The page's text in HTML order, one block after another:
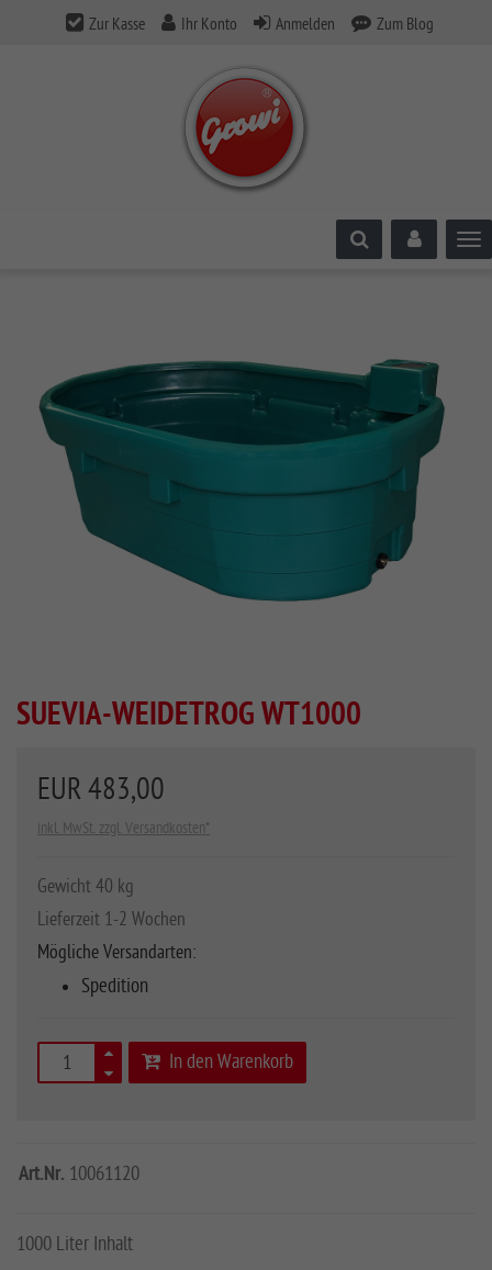
Zur Kasse Ihr Konto Anmelden Zum Blog
SUEVIA-WEIDETROG WT1000
EUR 483,00
inkl. MwSt. zzgl. Versandkosten*
Gewicht 40 kg
Lieferzeit 1-2 Wochen
Mögliche Versandarten:
Spedition
In den Warenkorb
Art.Nr. 10061120
1000 Liter Inhalt